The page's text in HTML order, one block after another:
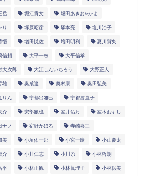
岳 堀江貴文 堀田あきお&かよ
り 塚原昭彦 塚本亮 塩川治子
悟 増田悦佐 増田明利 夏川賀央
信頼 大平一枝 大平信孝
大次郎 大江しんいちろう 大野正人
雄 奥成達 奥村康 奥田弘美
りん 宇都出雅巳 宇都宮直子
介 安部徹也 室井佑月 室木おすし
ナノ 宿野かほる 寺崎喜三
美 小垣佑一郎 小宮一慶 小山慶太
介 小川仁志 小川糸 小林哲朗
平 小林正観 小林眞理子 小林聡美